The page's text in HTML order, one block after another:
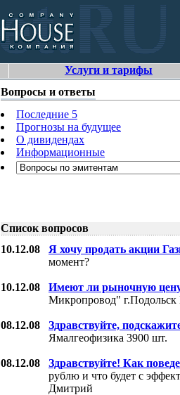
Услуги и тарифы
Вопросы и ответы
Последние 5
Прогнозы на будущее
О дивидендах
Информационные
Список вопросов
10.12.08 Я хочу продать акции
момент?
10.12.08
Имеют ли рыночную
Микропровод"
08.12.08
Здравствуйте,
Ямалгеофизика 3900 шт.
08.12.08
Здравствуйте! Как
рублю и что будет с
Дмитрий